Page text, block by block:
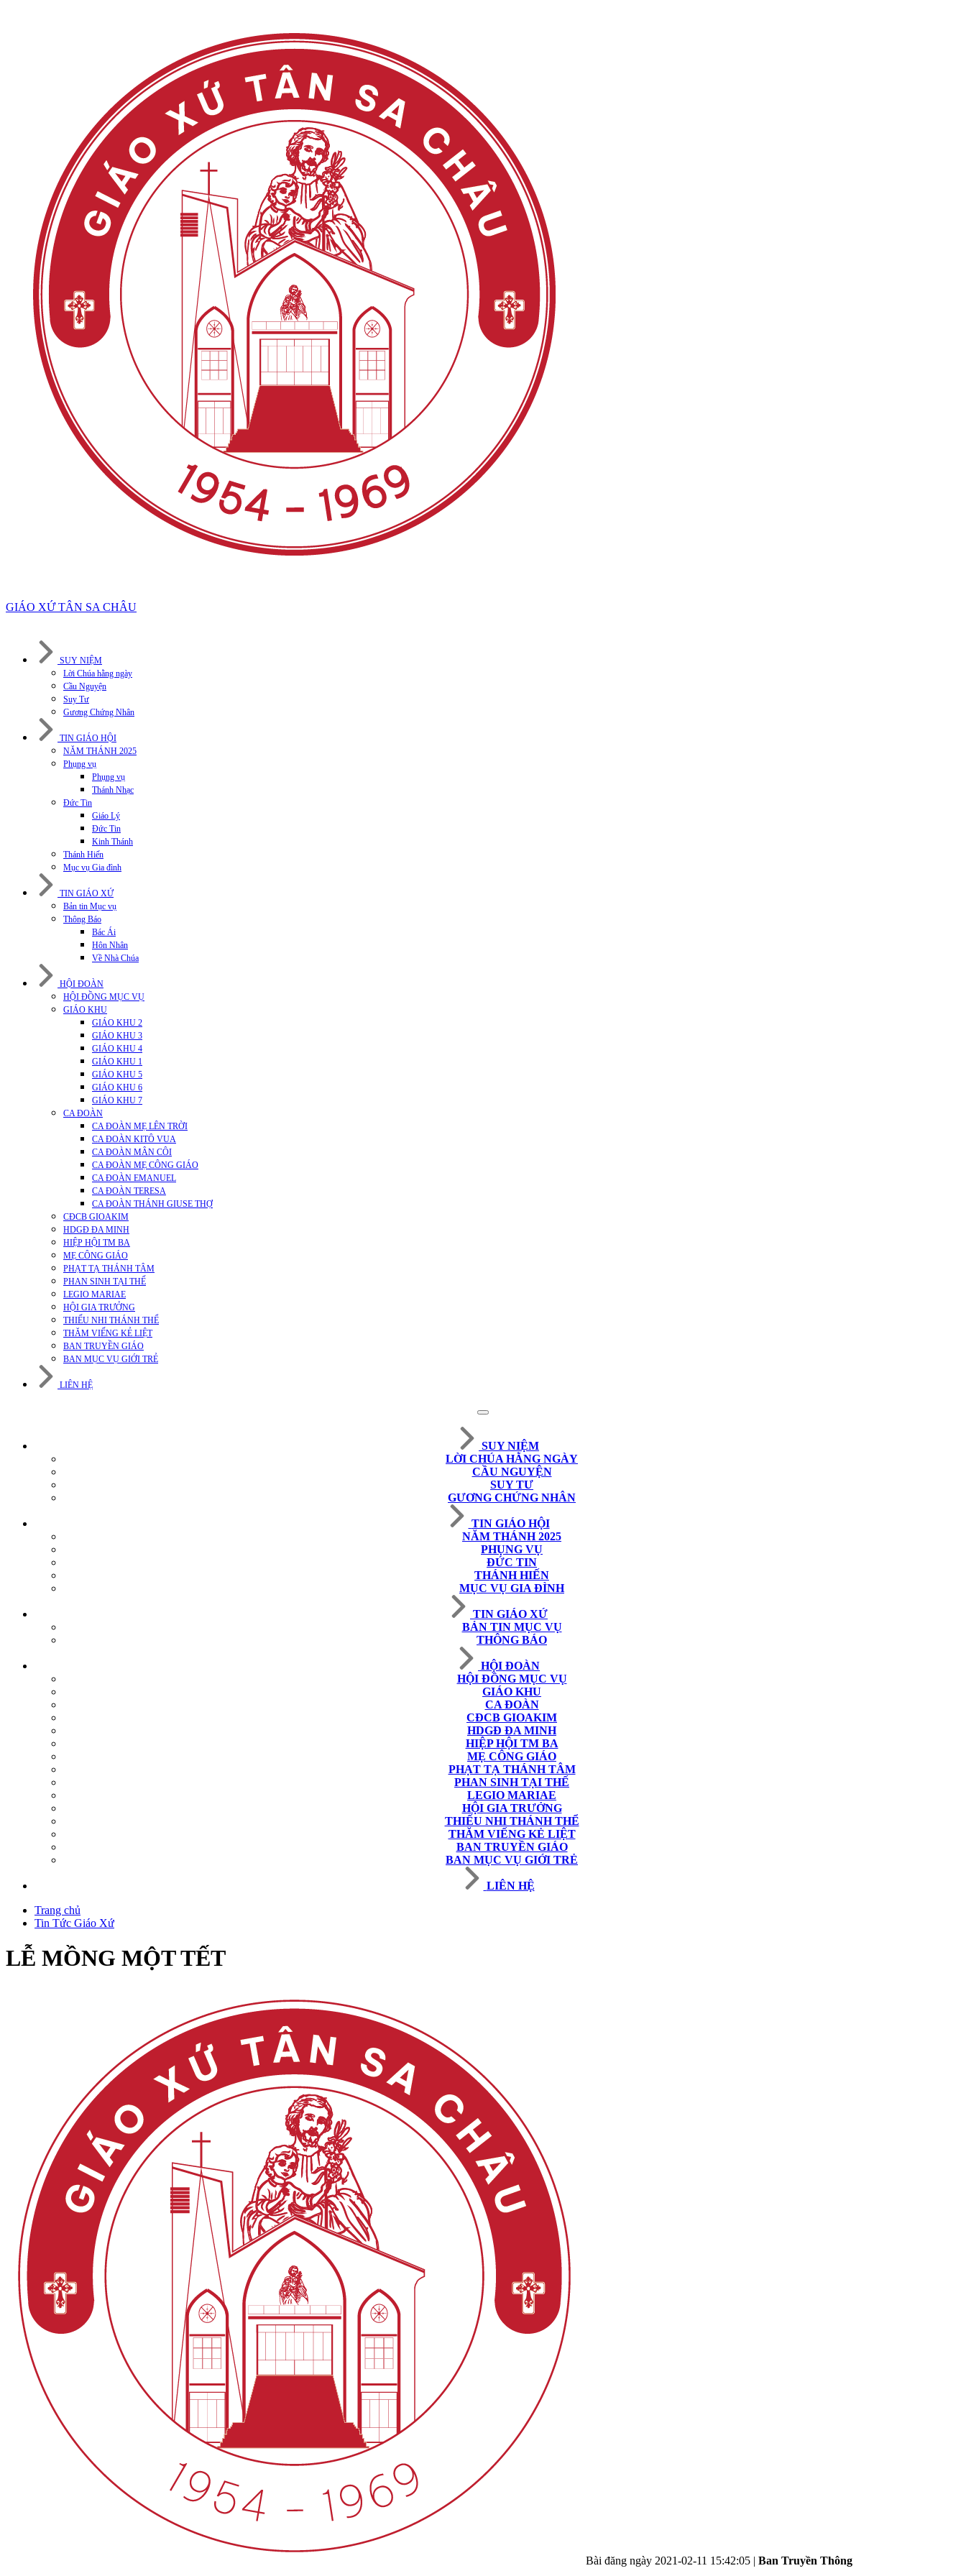
GIÁO XỨ TÂN SA CHÂU
SUY NIỆM
Lời Chúa hằng ngày
Cầu Nguyện
Suy Tư
Gương Chứng Nhân
TIN GIÁO HỘI
NĂM THÁNH 2025
Phụng vụ
Phụng vụ
Thánh Nhạc
Đức Tin
Giáo Lý
Đức Tin
Kinh Thánh
Thánh Hiến
Mục vụ Gia đình
TIN GIÁO XỨ
Bản tin Mục vụ
Thông Báo
Bác Ái
Hôn Nhân
Về Nhà Chúa
HỘI ĐOÀN
HỘI ĐỒNG MỤC VỤ
GIÁO KHU
GIÁO KHU 2
GIÁO KHU 3
GIÁO KHU 4
GIÁO KHU 1
GIÁO KHU 5
GIÁO KHU 6
GIÁO KHU 7
CA ĐOÀN
CA ĐOÀN MẸ LÊN TRỜI
CA ĐOÀN KITÔ VUA
CA ĐOÀN MÂN CÔI
CA ĐOÀN MẸ CÔNG GIÁO
CA ĐOÀN EMANUEL
CA ĐOÀN TERESA
CA ĐOÀN THÁNH GIUSE THỢ
CĐCB GIOAKIM
HDGĐ ĐA MINH
HIỆP HỘI TM BA
MẸ CÔNG GIÁO
PHẠT TẠ THÁNH TÂM
PHAN SINH TẠI THẾ
LEGIO MARIAE
HỘI GIA TRƯỞNG
THIẾU NHI THÁNH THỂ
THĂM VIẾNG KẺ LIỆT
BAN TRUYỀN GIÁO
BAN MỤC VỤ GIỚI TRẺ
LIÊN HỆ
SUY NIỆM
LỜI CHÚA HẰNG NGÀY
CẦU NGUYỆN
SUY TƯ
GƯƠNG CHỨNG NHÂN
TIN GIÁO HỘI
NĂM THÁNH 2025
PHỤNG VỤ
ĐỨC TIN
THÁNH HIẾN
MỤC VỤ GIA ĐÌNH
TIN GIÁO XỨ
BẢN TIN MỤC VỤ
THÔNG BÁO
HỘI ĐOÀN
HỘI ĐỒNG MỤC VỤ
GIÁO KHU
CA ĐOÀN
CĐCB GIOAKIM
HDGĐ ĐA MINH
HIỆP HỘI TM BA
MẸ CÔNG GIÁO
PHẠT TẠ THÁNH TÂM
PHAN SINH TẠI THẾ
LEGIO MARIAE
HỘI GIA TRƯỞNG
THIẾU NHI THÁNH THỂ
THĂM VIẾNG KẺ LIỆT
BAN TRUYỀN GIÁO
BAN MỤC VỤ GIỚI TRẺ
LIÊN HỆ
Trang chủ
Tin Tức Giáo Xứ
LỄ MỒNG MỘT TẾT
Bài đăng ngày 2021-02-11 15:42:05 | Ban Truyền Thông